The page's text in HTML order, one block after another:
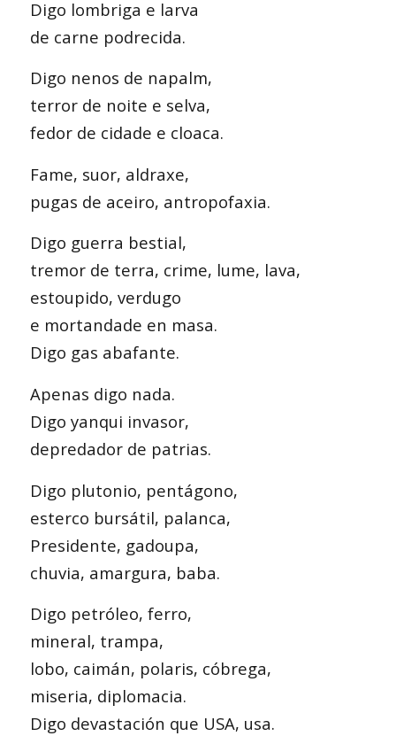
Digo lombriga e larva
de carne podrecida.
Digo nenos de napalm,
terror de noite e selva,
fedor de cidade e cloaca.
Fame, suor, aldraxe,
pugas de aceiro, antropofaxia.
Digo guerra bestial,
tremor de terra, crime, lume, lava,
estoupido, verdugo
e mortandade en masa.
Digo gas abafante.
Apenas digo nada.
Digo yanqui invasor,
depredador de patrias.
Digo plutonio, pentágono,
esterco bursátil, palanca,
Presidente, gadoupa,
chuvia, amargura, baba.
Digo petróleo, ferro,
mineral, trampa,
lobo, caimán, polaris, cóbrega,
miseria, diplomacia.
Digo devastación que USA, usa.